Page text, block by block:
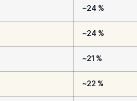
~24 %
~24 %
~21 %
~22 %